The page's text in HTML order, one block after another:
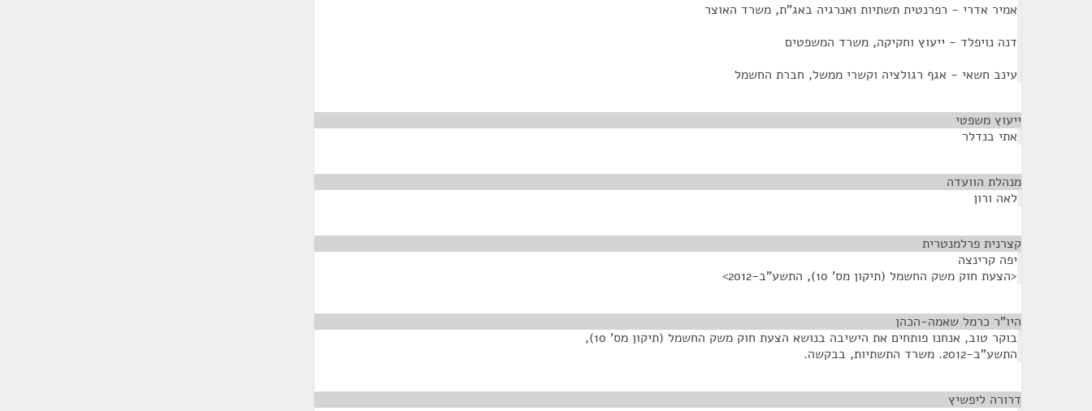
אמיר אדרי - רפרנטית תשתיות ואנרגיה באג"ת, משרד האוצר
דנה נויפלד - ייעוץ וחקיקה, משרד המשפטים
עינב חשאי - אגף רגולציה וקשרי ממשל, חברת החשמל
ייעוץ משפטי
אתי בנדלר
מנהלת הוועדה
לאה ורון
קצרנית פרלמנטרית
יפה קרינצה
<הצעת חוק משק החשמל (תיקון מס' 10), התשע"ב-2012>
היו"ר כרמל שאמה-הכהן
בוקר טוב, אנחנו פותחים את הישיבה בנושא הצעת חוק משק החשמל (תיקון מס' 10),
התשע"ב-2012. משרד התשתיות, בבקשה.
דרורה ליפשיץ